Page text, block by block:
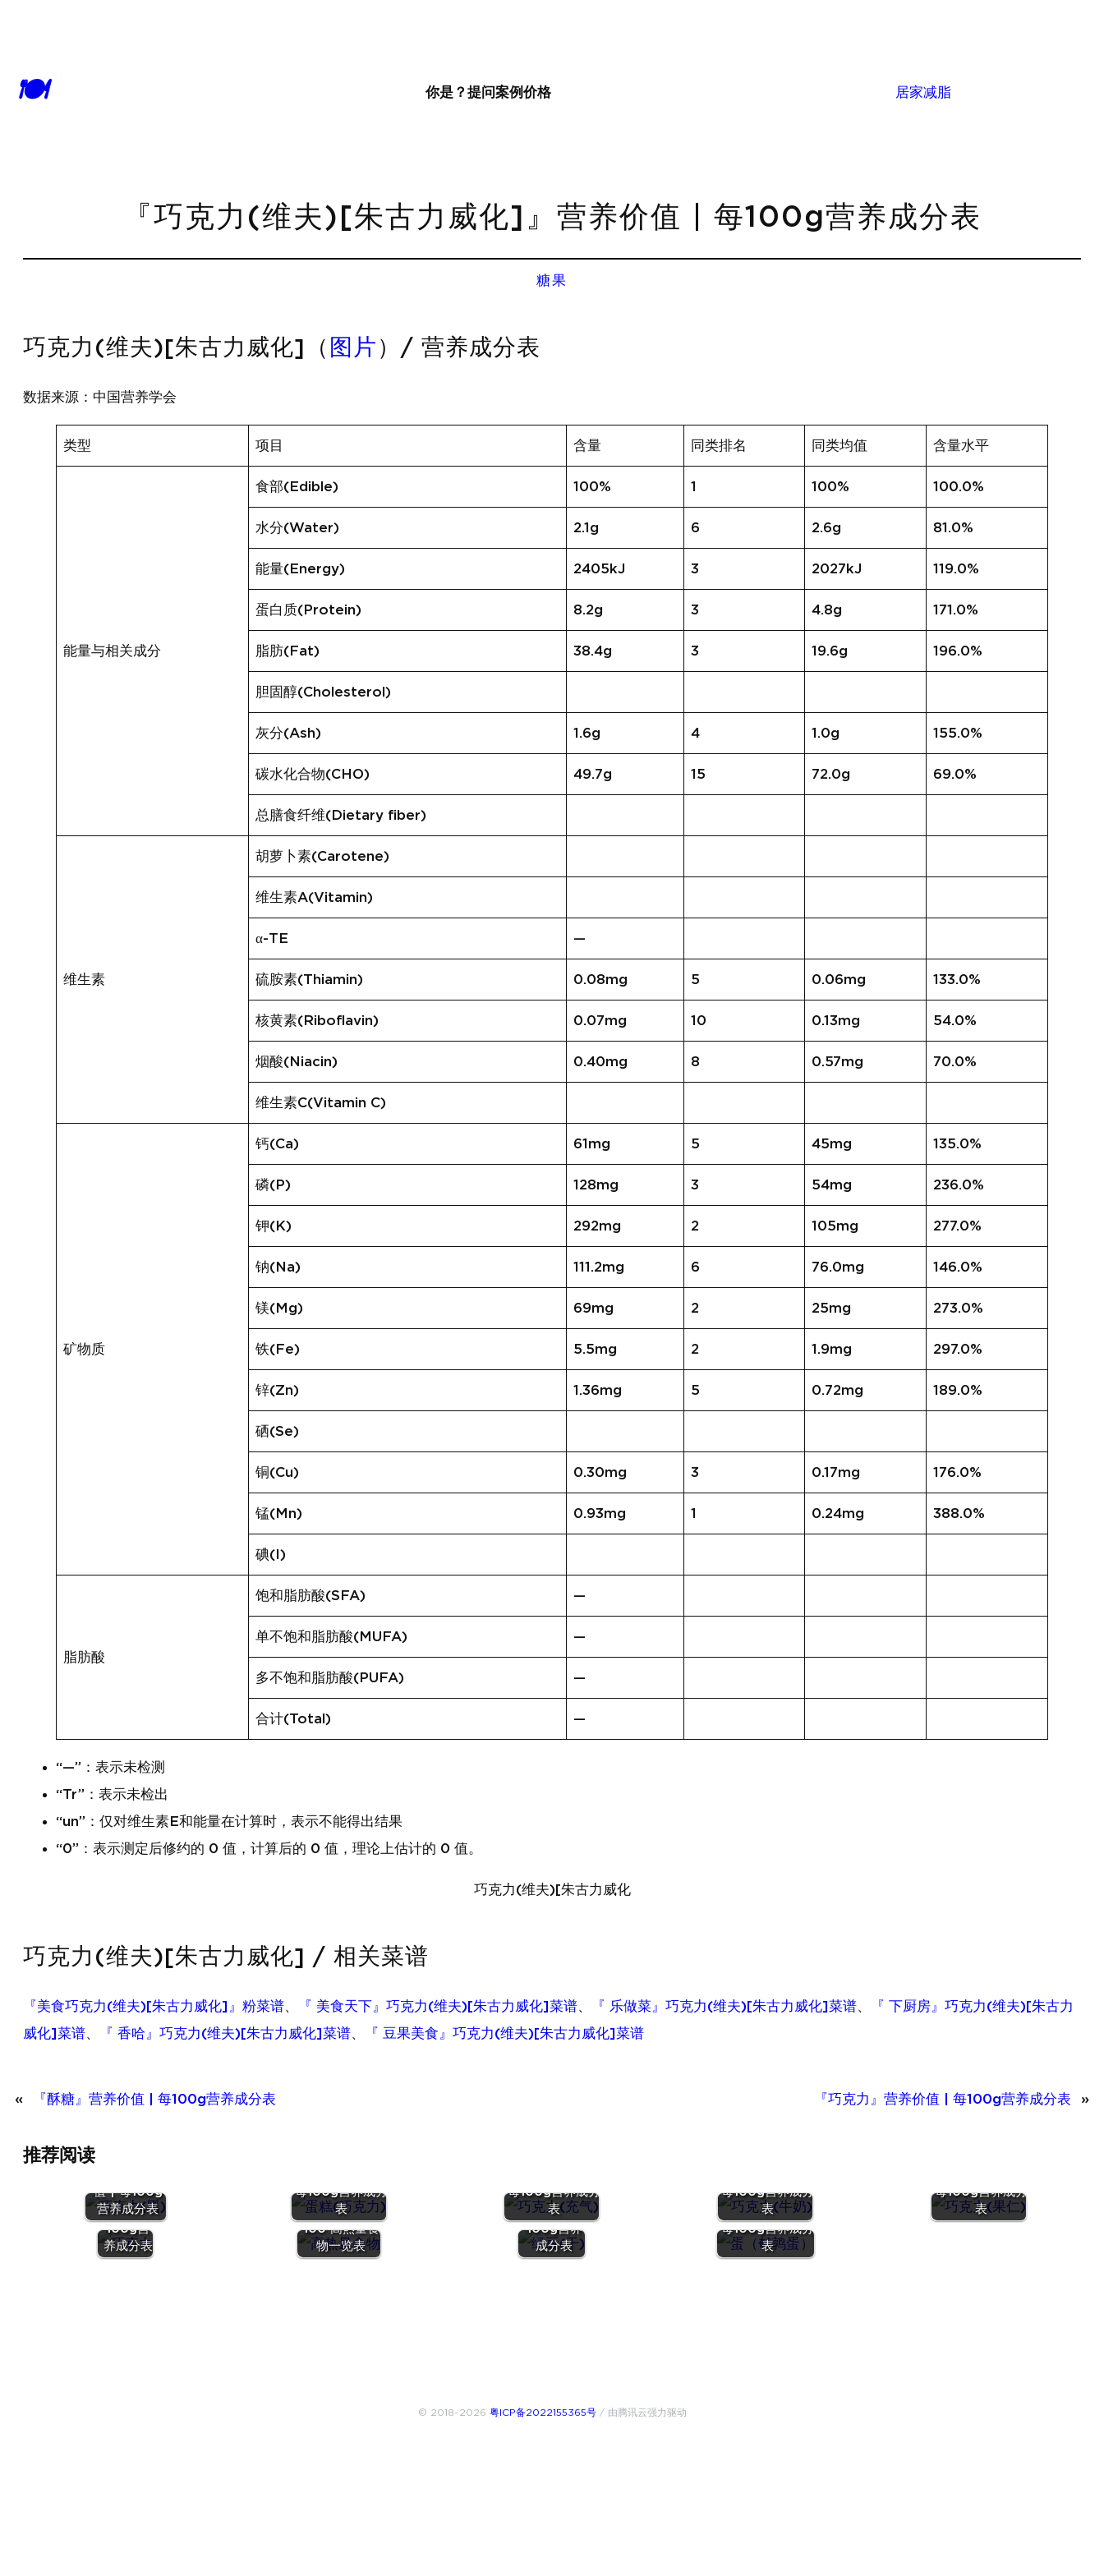
🍽 你是？ 提问案例价格 居家减脂
『巧克力(维夫)[朱古力威化]』营养价值 | 每100g营养成分表
糖果
巧克力(维夫)[朱古力威化]（ 图片 ）/ 营养成分表
数据来源：中国营养学会
类型 项目 含量 同类排名 同类均值 含量水平
能量与相关成分
食部(Edible) 100% 1 100% 100.0%
水分(Water) 2.1g 6 2.6g 81.0%
能量(Energy) 2405kJ 3 2027kJ 119.0%
蛋白质(Protein) 8.2g 3 4.8g 171.0%
脂肪(Fat) 38.4g 3 19.6g 196.0%
胆固醇(Cholesterol)
灰分(Ash) 1.6g 4 1.0g 155.0%
碳水化合物(CHO) 49.7g 15 72.0g 69.0%
总膳食纤维(Dietary fiber)
维生素
胡萝卜素(Carotene)
维生素A(Vitamin)
α-TE —
硫胺素(Thiamin) 0.08mg 5 0.06mg 133.0%
核黄素(Riboflavin) 0.07mg 10 0.13mg 54.0%
烟酸(Niacin) 0.40mg 8 0.57mg 70.0%
维生素C(Vitamin C)
矿物质
钙(Ca) 61mg 5 45mg 135.0%
磷(P) 128mg 3 54mg 236.0%
钾(K) 292mg 2 105mg 277.0%
钠(Na) 111.2mg 6 76.0mg 146.0%
镁(Mg) 69mg 2 25mg 273.0%
铁(Fe) 5.5mg 2 1.9mg 297.0%
锌(Zn) 1.36mg 5 0.72mg 189.0%
硒(Se)
铜(Cu) 0.30mg 3 0.17mg 176.0%
锰(Mn) 0.93mg 1 0.24mg 388.0%
碘(I)
脂肪酸
饱和脂肪酸(SFA) —
单不饱和脂肪酸(MUFA) —
多不饱和脂肪酸(PUFA) —
合计(Total) —
“—”：表示未检测
“Tr”：表示未检出
“un”：仅对维生素E和能量在计算时，表示不能得出结果
“0”：表示测定后修约的 0 值，计算后的 0 值，理论上估计的 0 值。
巧克力(维夫)[朱古力威化
巧克力(维夫)[朱古力威化] / 相关菜谱
『美食巧克力(维夫)[朱古力威化]』粉菜谱、 『 美食天下』巧克力(维夫)[朱古力威化]菜谱、 『 乐做菜』巧克力(维夫)[朱古力威化]菜谱、
『 下厨房』巧克力(维夫)[朱古力
威化]菜谱、 『 香哈』巧克力(维夫)[朱古力威化]菜谱、 『 豆果美食』巧克力(维夫)[朱古力威化]菜谱
« 『酥糖』营养价值 | 每100g营养成分表 『巧克力』营养价值 | 每100g营养成分表 »
推荐阅读
值 | 每100g
营养成分表
每100g营养成分
表
每100g营养成分
表
每100g营养成分
表
每100g营养成分
表
力』营养
价值 | 每
100g营
养成分表
高热量食物有
哪些？Top
100 高热量食
物一览表
(干)』营养
价值 | 每
100g营养
成分表
『蛋（鹌鹑
蛋）』营养价值 |
每100g营养成分
表
© 2018~2026 粤ICP备2022155365号/ 由腾讯云强力驱动